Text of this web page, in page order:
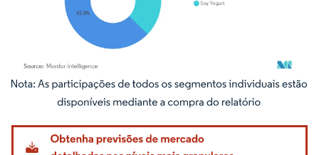
Imagem © Mordor Intelligence. O reuso requer atribuição conforme CC BY 4.0.